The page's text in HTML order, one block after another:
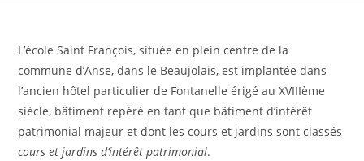
L’école Saint François, située en plein centre de la
commune d’Anse, dans le Beaujolais, est implantée dans
l’ancien hôtel particulier de Fontanelle érigé au XVIIIème
siècle, bâtiment repéré en tant que bâtiment d’intérêt
patrimonial majeur et dont les cours et jardins sont classés
cours et jardins d’intérêt patrimonial.